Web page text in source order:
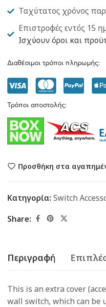
Ταχύτατος χρόνος
Επιστροφές εντός 15
Ισχύουν όροι και
Διαθέσιμοι τρόποι πληρωμής:
Τρόποι αποστολής:
Προσθήκη στα
Κατηγορία: Switch
Share:
Περιγραφή
This is an extra cover
wall switch, which can be